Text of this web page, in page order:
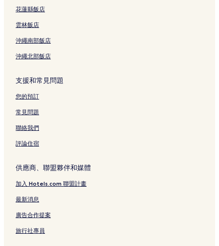
席隆站附近的飯店
曼谷加德滿都攝影藝術館附近的飯店
吞馬哈媚飯店
Bts 拉差當梅站附近的飯店
朱拉隆功大學附近的飯店
倫披尼站附近的飯店
花蓮縣飯店
雲林飯店
沖繩南部飯店
沖繩北部飯店
支援和常見問題
您的預訂
常見問題
聯絡我們
評論住宿
供應商、聯盟夥伴和媒體
加入 Hotels.com 聯盟計畫
最新消息
廣告合作提案
旅行社專員